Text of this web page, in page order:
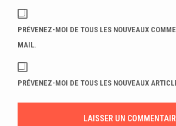
PRÉVENEZ-MOI DE TOUS LES NOUVEAUX
MAIL.
PRÉVENEZ-MOI DE TOUS LES NOUVEAUX